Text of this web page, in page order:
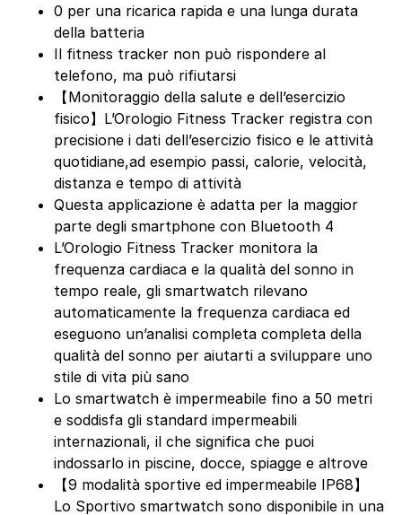
0 per una ricarica rapida e una lunga durata
della batteria
Il fitness tracker non può rispondere al
telefono, ma può rifiutarsi
【Monitoraggio della salute e dell’esercizio
fisico】L’Orologio Fitness Tracker registra con
precisione i dati dell’esercizio fisico e le attività
quotidiane,ad esempio passi, calorie, velocità,
distanza e tempo di attività
Questa applicazione è adatta per la maggior
parte degli smartphone con Bluetooth 4
L’Orologio Fitness Tracker monitora la
frequenza cardiaca e la qualità del sonno in
tempo reale, gli smartwatch rilevano
automaticamente la frequenza cardiaca ed
eseguono un’analisi completa completa della
qualità del sonno per aiutarti a sviluppare uno
stile di vita più sano
Lo smartwatch è impermeabile fino a 50 metri
e soddisfa gli standard impermeabili
internazionali, il che significa che puoi
indossarlo in piscine, docce, spiagge e altrove
【9 modalità sportive ed impermeabile IP68】
Lo Sportivo smartwatch sono disponibile in una